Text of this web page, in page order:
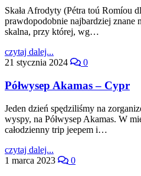
Skała Afrodyty (Pétra toú Romíou
prawdopodobnie najbardziej znane
skalna, przy której, wg…
czytaj dalej...
21 stycznia 2024
0
Półwysep Akamas – Cypr
Jeden dzień spędziliśmy na
wyspy, na Półwysep Akamas. W
całodzienny trip jeepem i…
czytaj dalej...
1 marca 2023
0